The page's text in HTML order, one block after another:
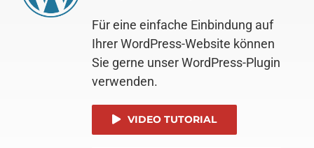
Für eine einfache Einbindung auf
Ihrer WordPress-Website können
Sie gerne unser WordPress-Plugin
verwenden.
VIDEO TUTORIAL